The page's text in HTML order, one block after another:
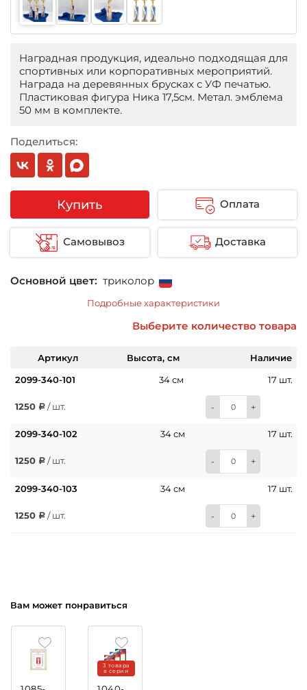
Наградная продукция, идеально подходящая для
спортивных или корпоративных мероприятий.
Награда на деревянных брусках с УФ печатью.
Пластиковая фигура Ника 17,5см. Метал. эмблема
50 мм в комплекте.
Поделиться:
Купить Оплата
Самовывоз Доставка
Основной цвет: триколор
Подробные характеристики
Выберите количество товара
Артикул Высота, см
Наличие
2099-340-101
34 см 17 шт.
1250 / шт. - +
2099-340-102 34 см 17 шт.
1250 / шт. - +
2099-340-103 34 см 17 шт.
1250 / шт. - +
Вам может понравиться
3 товара
в серии